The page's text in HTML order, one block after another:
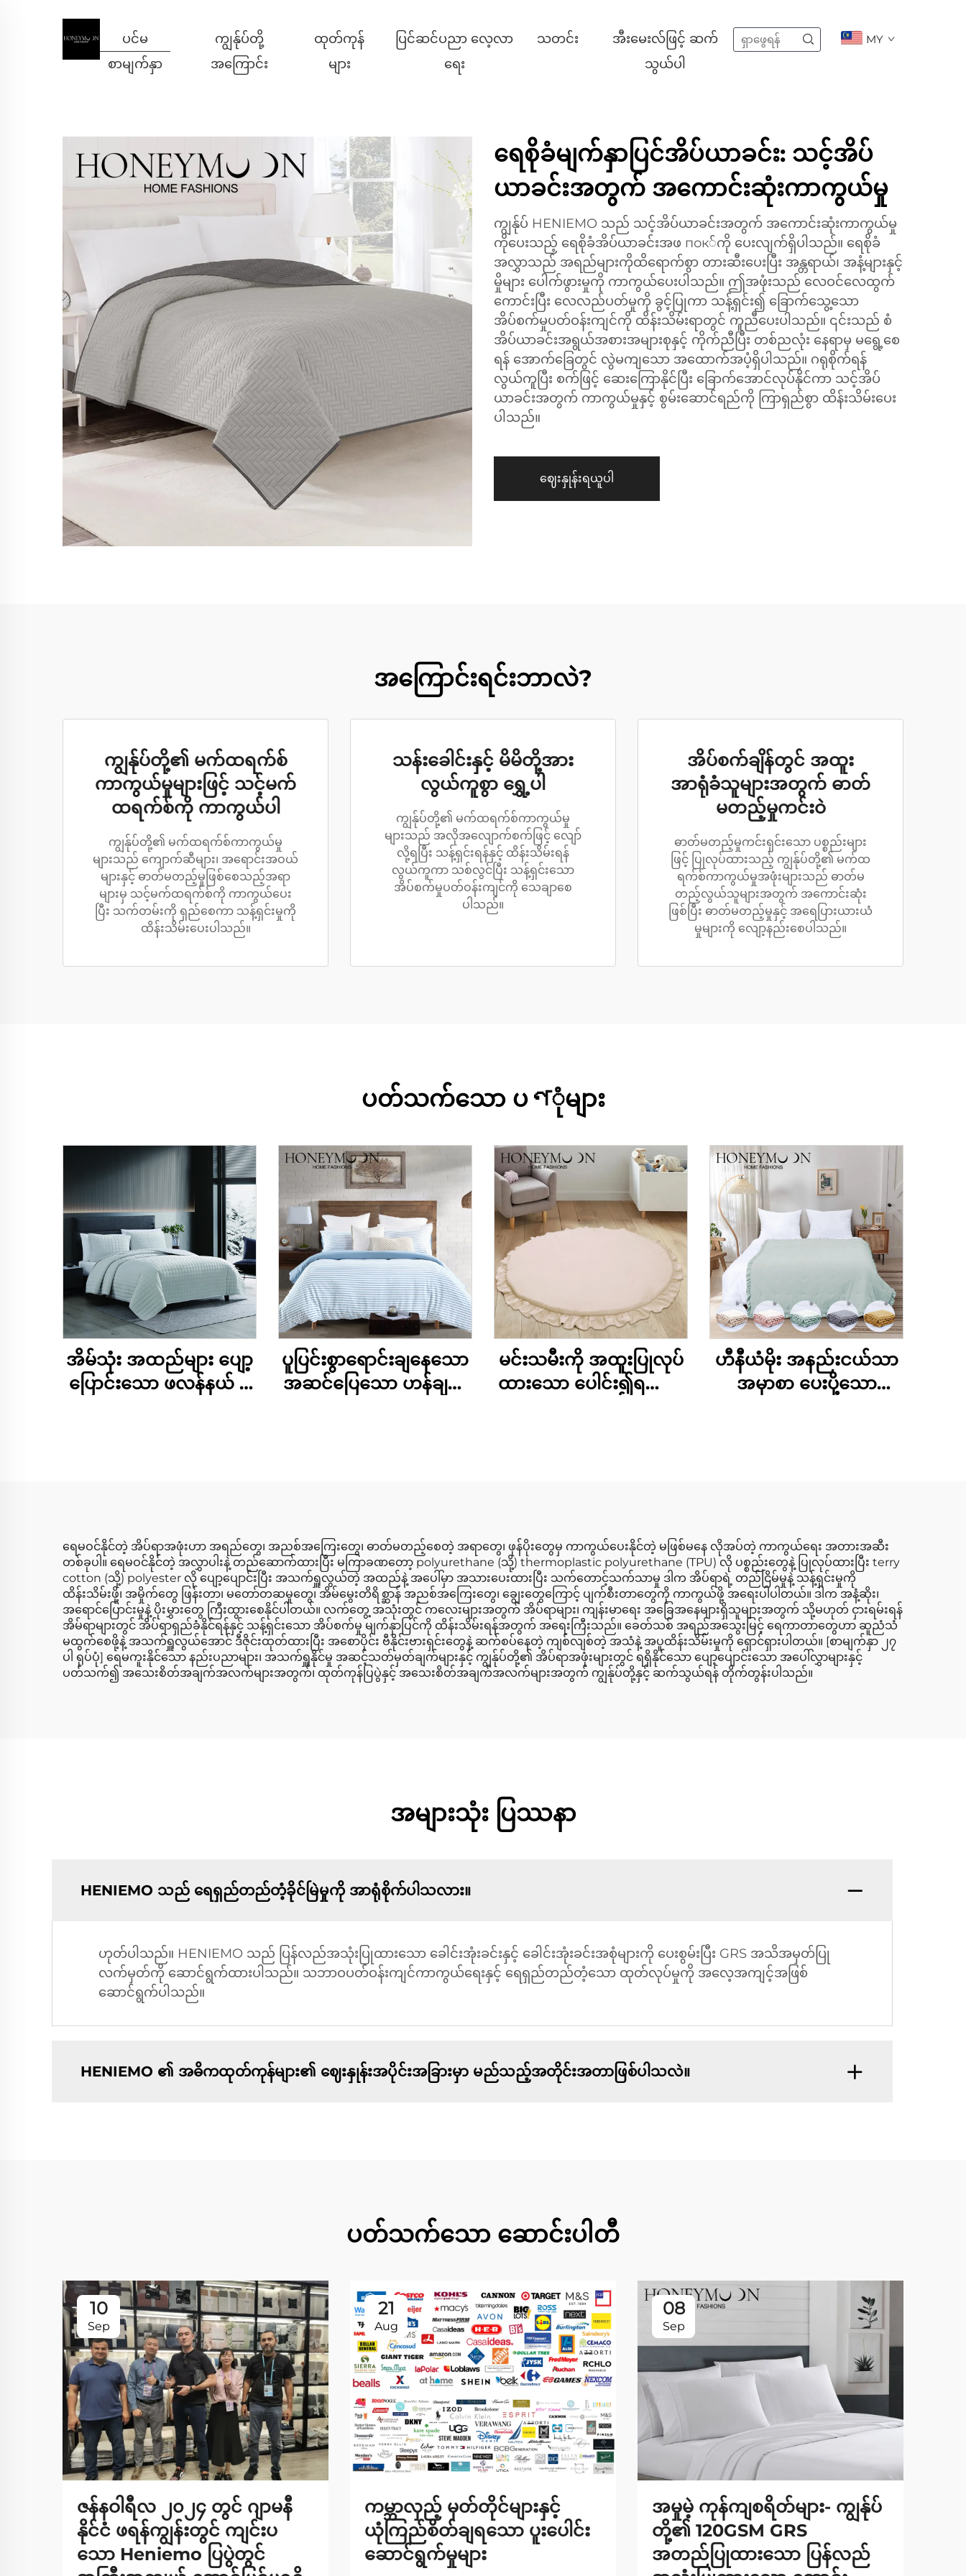
ပင်မ
စာမျက်နှာ
ကျွန်ုပ်တို့
အကြောင်း
ထုတ်ကုန်
များ
ပြင်ဆင်ပညာ လေ့လာ
ရေး
သတင်း
အီးမေးလ်ဖြင့် ဆက်
သွယ်ပါ
MY
ရေစိုခံမျက်နှာပြင်အိပ်ယာခင်း: သင့်အိပ်
ယာခင်းအတွက် အကောင်းဆုံးကာကွယ်မှု
ကျွန်ုပ် HENIEMO သည် သင့်အိပ်ယာခင်းအတွက် အကောင်းဆုံးကာကွယ်မှု
ကိုပေးသည့် ရေစိုခံအိပ်ယာခင်းအဖ пок်ကို ပေးလျက်ရှိပါသည်။ ရေစိုခံ
အလွှာသည် အရည်များကိုထိရောက်စွာ တားဆီးပေးပြီး အန္တရာယ်၊ အနံ့များနှင့်
မှိုများ ပေါက်ဖွားမှုကို ကာကွယ်ပေးပါသည်။ ဤအဖုံးသည် လေဝင်လေထွက်
ကောင်းပြီး လေလည်ပတ်မှုကို ခွင့်ပြုကာ သန့်ရှင်း၍ ခြောက်သွေ့သော
အိပ်စက်မှုပတ်ဝန်းကျင်ကို ထိန်းသိမ်းရာတွင် ကူညီပေးပါသည်။ ၎င်းသည် စံ
အိပ်ယာခင်းအရွယ်အစားအများစုနှင့် ကိုက်ညီပြီး တစ်ညလုံး နေရာမှ မရွေ့စေ
ရန် အောက်ခြေတွင် လွဲမကျသော အထောက်အပံ့ရှိပါသည်။ ဂရုစိုက်ရန်
လွယ်ကူပြီး စက်ဖြင့် ဆေးကြောနိုင်ပြီး ခြောက်အောင်လုပ်နိုင်ကာ သင့်အိပ်
ယာခင်းအတွက် ကာကွယ်မှုနှင့် စွမ်းဆောင်ရည်ကို ကြာရှည်စွာ ထိန်းသိမ်းပေး
ပါသည်။
ဈေးနှုန်းရယူပါ
အကြောင်းရင်းဘာလဲ?
ကျွန်ုပ်တို့၏ မက်ထရက်စ်
ကာကွယ်မှုများဖြင့် သင့်မက်
ထရက်စ်ကို ကာကွယ်ပါ
ကျွန်ုပ်တို့၏ မက်ထရက်စ်ကာကွယ်မှု
များသည် ကျောက်ဆီများ၊ အရောင်းအဝယ်
များနှင့် ဓာတ်မတည့်မှုဖြစ်စေသည့်အရာ
များမှ သင့်မက်ထရက်စ်ကို ကာကွယ်ပေး
ပြီး သက်တမ်းကို ရှည်စေကာ သန့်ရှင်းမှုကို
ထိန်းသိမ်းပေးပါသည်။
သန်းခေါင်းနှင့် မိမိတို့အား
လွယ်ကူစွာ ရွှေ့ပါ
ကျွန်ုပ်တို့၏ မက်ထရက်စ်ကာကွယ်မှု
များသည် အလိုအလျောက်စက်ဖြင့် လျော်
လို့ရပြီး သန့်ရှင်းရန်နှင့် ထိန်းသိမ်းရန်
လွယ်ကူကာ သစ်လွင်ပြီး သန့်ရှင်းသော
အိပ်စက်မှုပတ်ဝန်းကျင်ကို သေချာစေ
ပါသည်။
အိပ်စက်ချိန်တွင် အထူး
အာရုံခံသူများအတွက် ဓာတ်
မတည့်မှုကင်းဝဲ
ဓာတ်မတည့်မှုကင်းရှင်းသော ပစ္စည်းများ
ဖြင့် ပြုလုပ်ထားသည့် ကျွန်ုပ်တို့၏ မက်ထ
ရက်စ်ကာကွယ်မှုအဖုံးများသည် ဓာတ်မ
တည့်လွယ်သူများအတွက် အကောင်းဆုံး
ဖြစ်ပြီး ဓာတ်မတည့်မှုနှင့် အရေပြားယားယံ
မှုများကို လျော့နည်းစေပါသည်။
ပတ်သက်သော ပণုံများ
အိမ်သုံး အထည်များ ပျော့
ပြောင်းသော ဖလန်နယ် ဖ
ပူပြင်းစွာရောင်းချနေသော
အဆင်ပြေသော ဟန်ချက်
မင်းသမီးကို အထူးပြုလုပ်
ထားသော ပေါင်း၍ရသော
ဟီနီယံမိုး အနည်းငယ်သာ
အမှာစာ ပေးပို့သော
ရေမဝင်နိုင်တဲ့ အိပ်ရာအဖုံးဟာ အရည်တွေ၊ အညစ်အကြေးတွေ၊ ဓာတ်မတည့်စေတဲ့ အရာတွေ၊ ဖုန်ပိုးတွေမှ ကာကွယ်ပေးနိုင်တဲ့ မဖြစ်မနေ လိုအပ်တဲ့ ကာကွယ်ရေး အတားအဆီး
တစ်ခုပါ။ ရေမဝင်နိုင်တဲ့ အလွှာပါးနဲ့ တည်ဆောက်ထားပြီး မကြာခဏတော့ polyurethane (သို့) thermoplastic polyurethane (TPU) လို ပစ္စည်းတွေနဲ့ ပြုလုပ်ထားပြီး terry
cotton (သို့) polyester လို ပျော့ပျောင်းပြီး အသက်ရှူလွယ်တဲ့ အထည်နဲ့ အပေါ်မှာ အသားပေးထားပြီး သက်တောင့်သက်သာမှု ဒါက အိပ်ရာရဲ့ တည်ငြိမ်မှုနဲ့ သန့်ရှင်းမှုကို
ထိန်းသိမ်းဖို့၊ အမှိုက်တွေ ဖြန်းတာ၊ မတော်တဆမှုတွေ၊ အိမ်မွေးတိရိစ္ဆာန် အညစ်အကြေးတွေ၊ ချွေးတွေကြောင့် ပျက်စီးတာတွေကို ကာကွယ်ဖို့ အရေးပါပါတယ်။ ဒါက အနံ့ဆိုး၊
အရောင်ပြောင်းမှုနဲ့ ပိုးမွှားတွေ ကြီးထွားစေနိုင်ပါတယ်။ လက်တွေ့ အသုံးတွင် ကလေးများအတွက် အိပ်ရာများ၊ ကျန်းမာရေး အခြေအနေများရှိသူများအတွက် သို့မဟုတ် ငှားရမ်းရန်
အိမ်ရာများတွင် အိပ်ရာရှည်ခံနိုင်ရန်နှင့် သန့်ရှင်းသော အိပ်စက်မှု မျက်နှာပြင်ကို ထိန်းသိမ်းရန်အတွက် အရေးကြီးသည်။ ခေတ်သစ် အရည်အသွေးမြင့် ရေကာတာတွေဟာ ဆူညံသံ
မထွက်စေဖို့နဲ့ အသက်ရှူလွယ်အောင် ဒီဇိုင်းထုတ်ထားပြီး အစောပိုင်း ဗီနိုင်းဗားရှင်းတွေနဲ့ ဆက်စပ်နေတဲ့ ကျစ်လျစ်တဲ့ အသံနဲ့ အပူထိန်းသိမ်းမှုကို ရှောင်ရှားပါတယ်။ [စာမျက်နှာ ၂၇
ပါ ရုပ်ပုံ] ရေမကူးနိုင်သော နည်းပညာများ၊ အသက်ရှူနိုင်မှု အဆင့်သတ်မှတ်ချက်များနှင့် ကျွန်ုပ်တို့၏ အိပ်ရာအဖုံးများတွင် ရရှိနိုင်သော ပျော့ပျောင်းသော အပေါ်လွှာများနှင့်
ပတ်သက်၍ အသေးစိတ်အချက်အလက်များအတွက်၊ ထုတ်ကုန်ပြပွဲနှင့် အသေးစိတ်အချက်အလက်များအတွက် ကျွန်ုပ်တို့နှင့် ဆက်သွယ်ရန် တိုက်တွန်းပါသည်။
အများသုံး ပြဿနာ
HENIEMO သည် ရေရှည်တည်တံ့ခိုင်မြဲမှုကို အာရုံစိုက်ပါသလား။
ဟုတ်ပါသည်။ HENIEMO သည် ပြန်လည်အသုံးပြုထားသော ခေါင်းအုံးခင်းနှင့် ခေါင်းအုံးခင်းအစုံများကို ပေးစွမ်းပြီး GRS အသိအမှတ်ပြု
လက်မှတ်ကို ဆောင်ရွက်ထားပါသည်။ သဘာဝပတ်ဝန်းကျင်ကာကွယ်ရေးနှင့် ရေရှည်တည်တံ့သော ထုတ်လုပ်မှုကို အလေ့အကျင့်အဖြစ်
ဆောင်ရွက်ပါသည်။
HENIEMO ၏ အဓိကထုတ်ကုန်များ၏ ဈေးနှုန်းအပိုင်းအခြားမှာ မည်သည့်အတိုင်းအတာဖြစ်ပါသလဲ။
ပတ်သက်သော ဆောင်းပါတီ
10
Sep
ဇန်နဝါရီလ ၂၀၂၄ တွင် ဂျာမနီ
နိုင်ငံ ဖရန်ကျွန်းတွင် ကျင်းပ
သော Heniemo ပြပွဲတွင်
21
Aug
ကမ္ဘာလှည့် မှတ်တိုင်များနှင့်
ယုံကြည်စိတ်ချရသော ပူးပေါင်း
ဆောင်ရွက်မှုများ
08
Sep
အမှုမဲ့ ကုန်ကျစရိတ်များ- ကျွန်ုပ်
တို့၏ 120GSM GRS
အတည်ပြုထားသော ပြန်လည်